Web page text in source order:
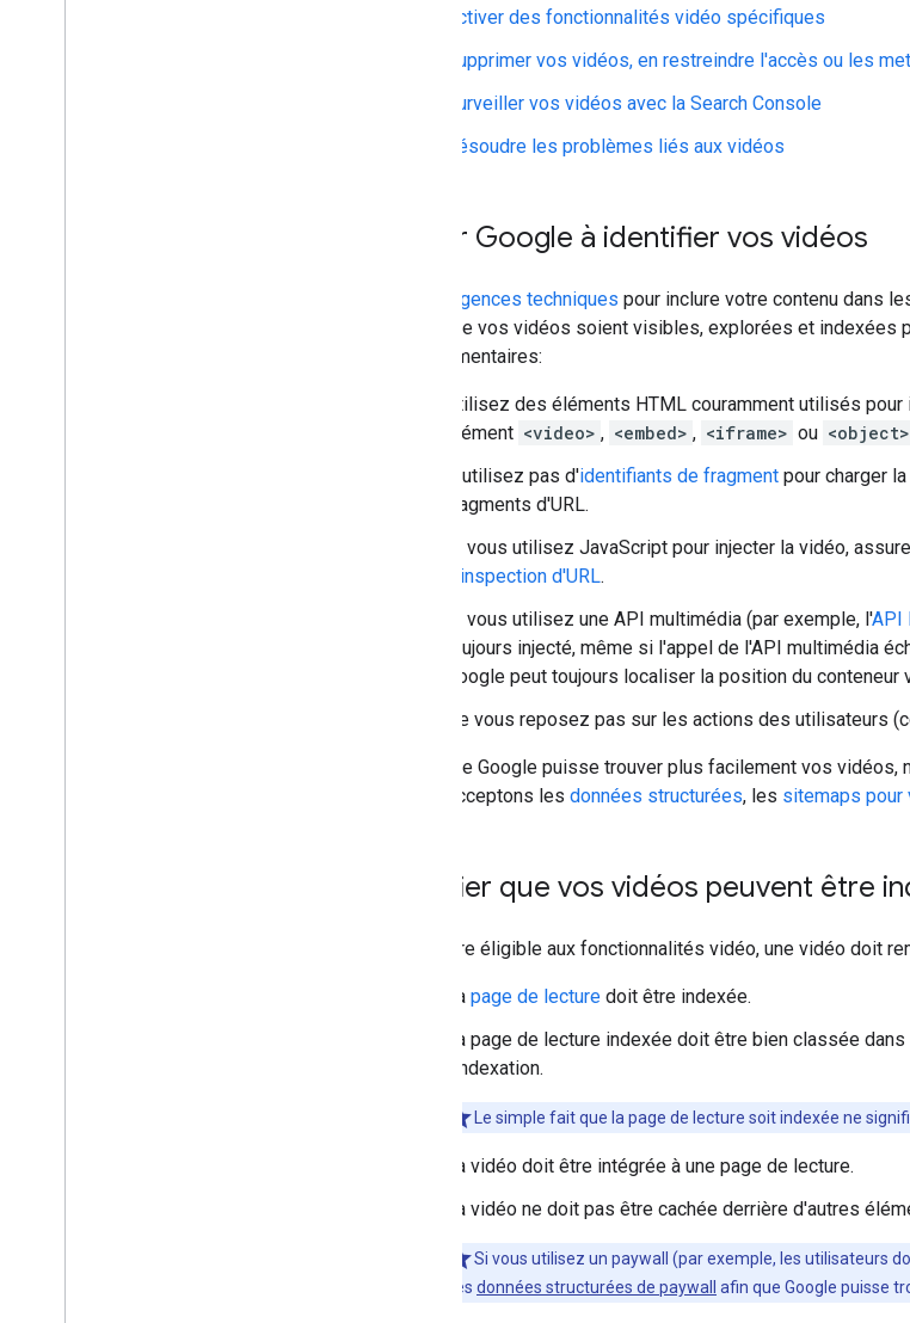
Activer des fonctionnalités vidéo spécifiques
Supprimer vos vidéos, en restreindre l'accès ou les
Surveiller vos vidéos avec la Search Console
Résoudre les problèmes liés aux vidéos
Aider Google à identifier vos vidéos
exigences techniques pour inclure votre contenu dans
Pour que vos vidéos soient visibles, explorées et
supplémentaires:
Utilisez des éléments HTML couramment utilisés
élément <video> , <embed> , <iframe> ou <object>
N'utilisez pas d'identifiants de fragment pour charger
fragments d'URL.
Si vous utilisez JavaScript pour injecter la vidéo,
d'inspection d'URL.
Si vous utilisez une API multimédia (par exemple, l'API
toujours injecté, même si l'appel de l'API multimédia
Google peut toujours localiser la position du
Ne vous reposez pas sur les actions des utilisateurs
Pour que Google puisse trouver plus facilement vos
Nous acceptons les données structurées, les sitemaps pour
Vérifier que vos vidéos peuvent être
Pour être éligible aux fonctionnalités vidéo, une vidéo doit
La page de lecture doit être indexée.
La page de lecture indexée doit être bien classée
l'indexation.
Le simple fait que la page de lecture soit indexée ne
La vidéo doit être intégrée à une page de lecture.
La vidéo ne doit pas être cachée derrière d'autres
Si vous utilisez un paywall (par exemple, les utilisateurs
des données structurées de paywall afin que Google puisse